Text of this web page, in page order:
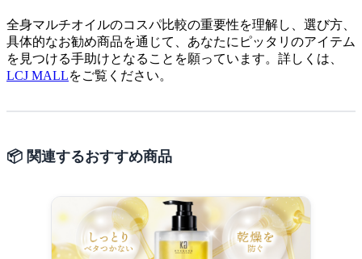
全身マルチオイルのコスパ比較の重要性を理解し、選び方、
具体的なお勧め商品を通じて、あなたにピッタリのアイテム
を見つける手助けとなることを願っています。詳しくは、
LCJ MALLをご覧ください。
📦 関連するおすすめ商品